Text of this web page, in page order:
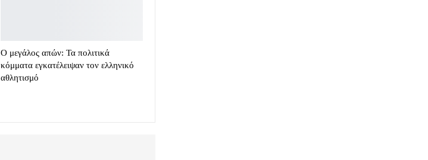
Ο μεγάλος απών: Τα πολιτικά
κόμματα εγκατέλειψαν τον ελληνικό
αθλητισμό